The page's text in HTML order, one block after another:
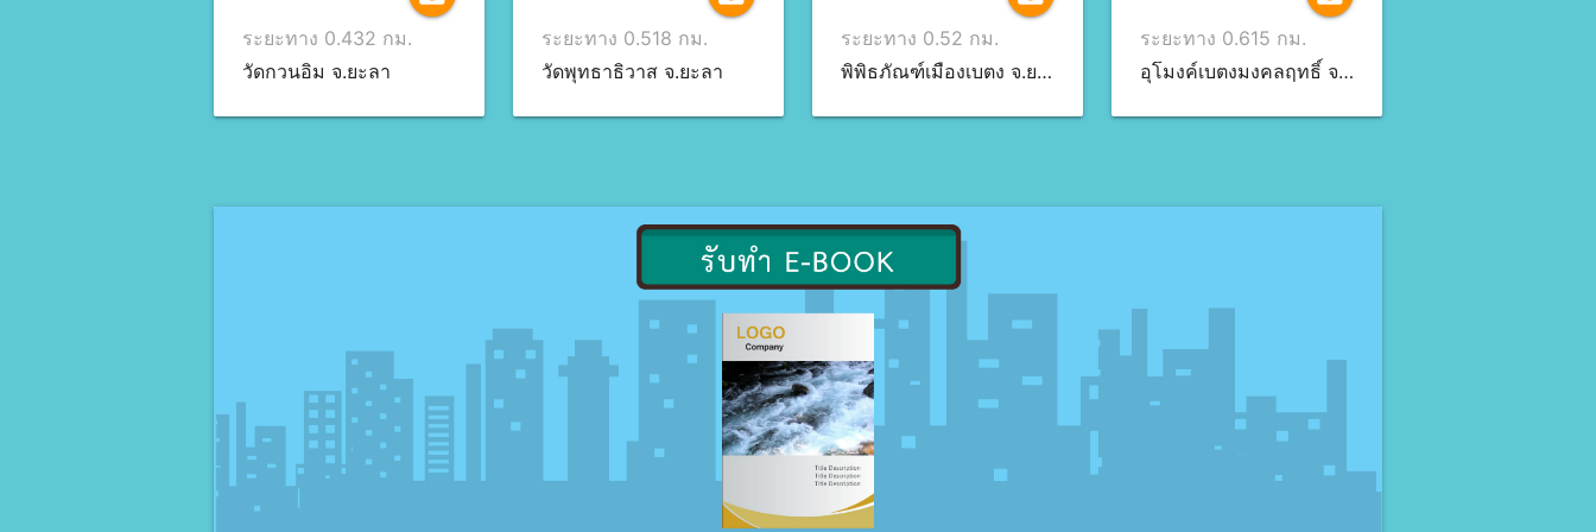
ระยะทาง 0.432 กม.
วัดกวนอิม จ.ยะลา
ระยะทาง 0.518 กม.
วัดพุทธาธิวาส จ.ยะลา
ระยะทาง 0.52 กม.
พิพิธภัณฑ์เมืองเบตง จ.ยะลา
ระยะทาง 0.615 กม.
อุโมงค์เบตงมงคลฤทธิ์ จ.ยะลา